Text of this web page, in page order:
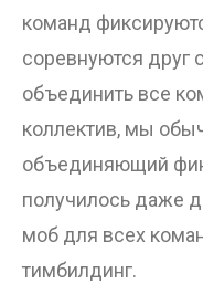
команд
соревнуются друг
объединить все
коллектив, мы
объединяющий
получилось даже
моб для всех
тимбилдинг.